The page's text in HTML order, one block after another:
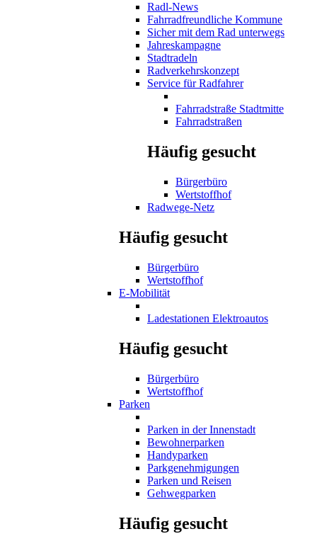
Radl-News
Fahrradfreundliche Kommune
Sicher mit dem Rad unterwegs
Jahreskampagne
Stadtradeln
Radverkehrskonzept
Service für Radfahrer
Fahrradstraße Stadtmitte
Fahrradstraßen
Häufig gesucht
Bürgerbüro
Wertstoffhof
Radwege-Netz
Häufig gesucht
Bürgerbüro
Wertstoffhof
E-Mobilität
Ladestationen Elektroautos
Häufig gesucht
Bürgerbüro
Wertstoffhof
Parken
Parken in der Innenstadt
Bewohnerparken
Handyparken
Parkgenehmigungen
Parken und Reisen
Gehwegparken
Häufig gesucht